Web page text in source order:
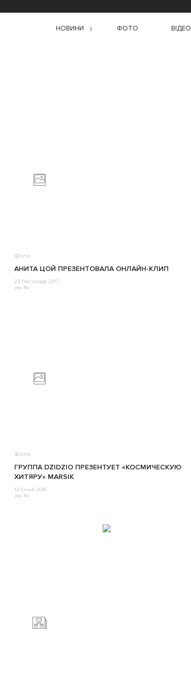
НОВИНИ ФОТО ВІДЕО
Фото
АНИТА ЦОЙ ПРЕЗЕНТОВАЛА ОНЛАЙН-КЛИП
23 Листопада 2017
Jey Ro
Фото
ГРУППА DZIDZIO ПРЕЗЕНТУЕТ «КОСМИЧЕСКУЮ
ХИТЯРУ» MARSIK
13 Січня 2016
Jey Ro